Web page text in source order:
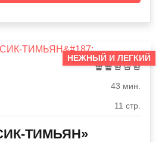
НЕЖНЫЙ И ЛЕГКИЙ
43 мин.
11 стр.
ТИМЬЯН»